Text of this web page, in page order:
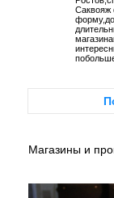
Саквояж
Магазины и